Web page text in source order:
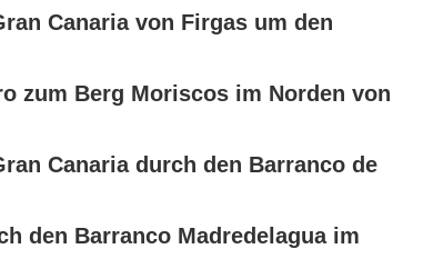
Canaria von Firgas um den
zum Berg Moriscos im Norden von
Canaria durch den Barranco de
den Barranco Madredelagua im